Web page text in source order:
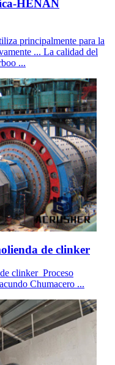
HENAN
principalmente para la
... La calidad del
...
de clinker
clinker_Proceso
Chumacero ...